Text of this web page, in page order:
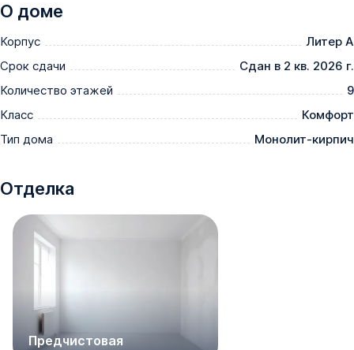
О доме
Корпус
Литер А
Срок сдачи
Сдан в 2 кв. 2026 г.
Количество этажей
9
Класс
Комфорт
Тип дома
Монолит-кирпич
Отделка
Предчистовая